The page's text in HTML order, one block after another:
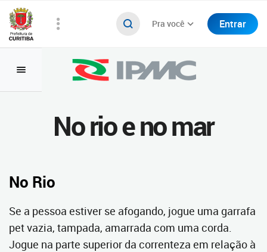
Pra você Entrar
No rio e no mar
No Rio
Se a pessoa estiver se afogando, jogue uma garrafa
pet vazia, tampada, amarrada com uma corda.
Jogue na parte superior da correnteza em relação à